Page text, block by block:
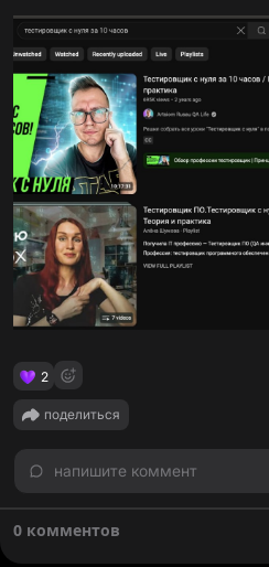
2
поделиться
напишите коммент
0 комментов